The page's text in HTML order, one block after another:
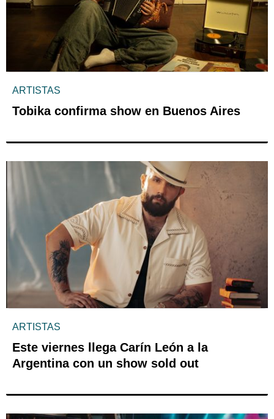
ARTISTAS
Tobika confirma show en Buenos Aires
ARTISTAS
Este viernes llega Carín León a la
Argentina con un show sold out